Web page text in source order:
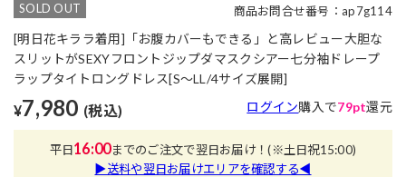
SOLD OUT 商品お問合せ番号：ap7g114
[明日花キララ着用]「お腹カバーもできる」と高レビュー大胆な
スリットがSEXYフロントジップダマスクシアー七分袖ドレープ
ラップタイトロングドレス[S～LL/4サイズ展開]
¥7,980 (税込) ログイン購入で79pt還元
平日16:00までのご注文で翌日お届け！(※土日祝15:00)
▶送料や翌日お届けエリアを確認する◀